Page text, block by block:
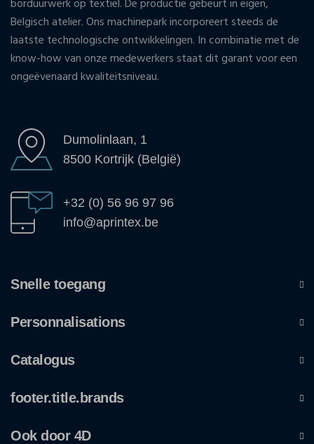
borduurwerk op textiel. De productie gebeurt in eigen,
Belgisch atelier. Ons machinepark incorporeert steeds de
laatste technologische ontwikkelingen. In combinatie met de
know-how van onze medewerkers staat dit garant voor een
ongeëvenaard kwaliteitsniveau.
Dumolinlaan, 1
8500 Kortrijk (België)
+32 (0) 56 96 97 96
info@aprintex.be
Snelle toegang
Personnalisations
Catalogus
footer.title.brands
Ook door 4D